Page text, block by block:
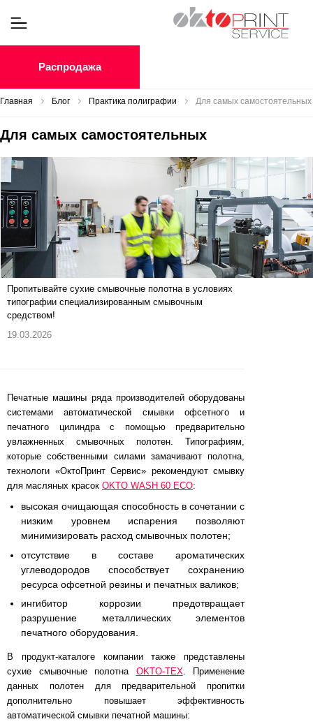
Распродажа
Главная Блог Практика полиграфии Для самых самостоятельных
Для самых самостоятельных
Пропитывайте сухие смывочные полотна в условиях
типографии специализированным смывочным
средством!
19.03.2026
Печатные машины ряда производителей оборудованы
системами автоматической смывки офсетного и
печатного цилиндра с помощью предварительно
увлажненных смывочных полотен. Типографиям,
которые собственными силами замачивают полотна,
технологи «ОктоПринт Сервис» рекомендуют смывку
для масляных красок OKTO WASH 60 ECO:
высокая очищающая способность в сочетании с
низким уровнем испарения позволяют
минимизировать расход смывочных полотен;
отсутствие в составе ароматических
углеводородов способствует сохранению
ресурса офсетной резины и печатных валиков;
ингибитор коррозии предотвращает
разрушение металлических элементов
печатного оборудования.
В продукт-каталоге компании также представлены
сухие смывочные полотна OKTO-TEX. Применение
данных полотен для предварительной пропитки
дополнительно повышает эффективность
автоматической смывки печатной машины: